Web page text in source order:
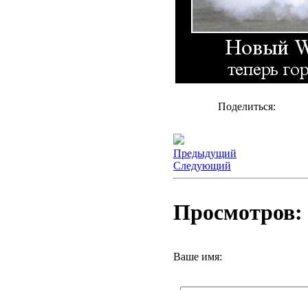
Поделиться:
Предыдущий
Следующий
Просмотров:
Ваше имя: